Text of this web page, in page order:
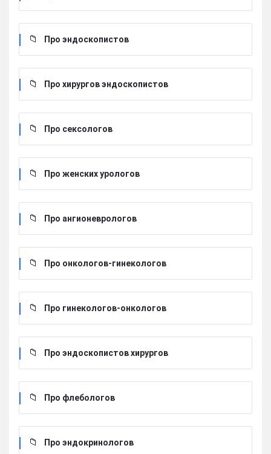
Про эндоскопистов
Про хирургов эндоскопистов
Про сексологов
Про женских урологов
Про ангионеврологов
Про онкологов-гинекологов
Про гинекологов-онкологов
Про эндоскопистов хирургов
Про флебологов
Про эндокринологов